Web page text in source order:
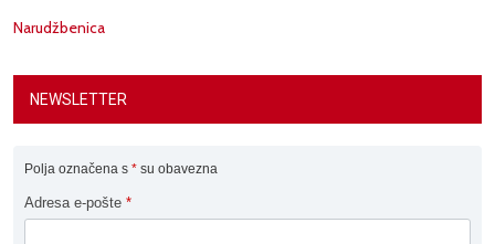
Narudžbenica
NEWSLETTER
Polja označena s * su obavezna
Adresa e-pošte *